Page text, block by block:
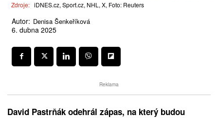
Zdroje: iDNES.cz, Sport.cz, NHL, X, Foto: Reuters
Autor: Denisa Šenkeříková
6. dubna 2025
Reklama
David Pastrňák odehrál zápas, na který budou